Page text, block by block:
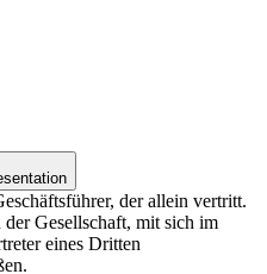
der allein vertritt.
Gesellschaft, mit sich im
eines Dritten